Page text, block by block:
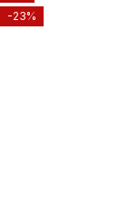
-23%